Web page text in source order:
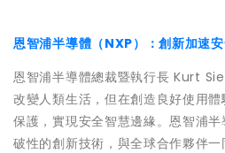
恩智浦半導體（NXP）：創新加速
恩智浦半導體總裁暨執行長 Kurt
改變人類生活，但在創造良好使用
保護，實現安全智慧邊緣。恩智浦
破性的創新技術，與全球合作夥伴一